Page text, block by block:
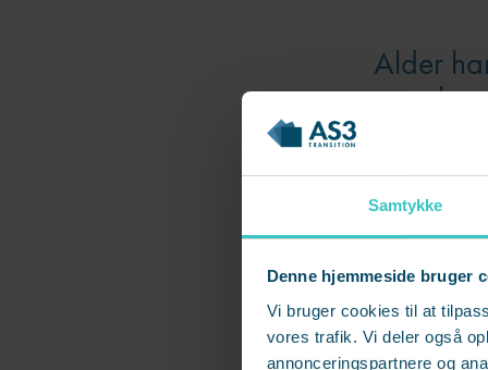
Samtykke
Denne hjemmeside bruger
Vi bruger cookies til at
vores trafik. Vi deler også
annonceringspartnere og
Alder
Julie møder
tiltrådte som
tog mod til
De var